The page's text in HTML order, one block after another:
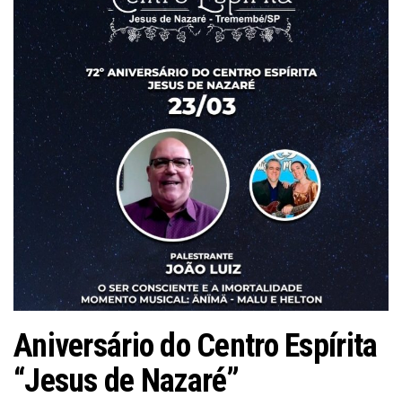
Aniversário do Centro Espírita
“Jesus de Nazaré”